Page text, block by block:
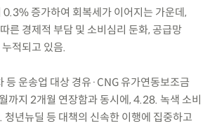
증가하여 회복세가 이어지는 가운데,
른 경제적 부담 및 소비심리 둔화, 공급망
적되고 있음.
등 운송업 대상 경유·CNG 유가연동보조금
까지 2개월 연장함과 동시에, 4.28. 녹색 소비
청년뉴딜 등 대책의 신속한 이행에 집중하고